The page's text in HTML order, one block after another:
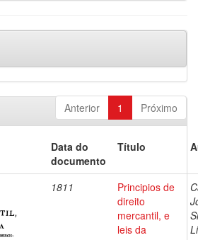
Anterior 1 Próximo
Data do
documento
Título
1811
Principios de
direito
mercantil, e
leis da